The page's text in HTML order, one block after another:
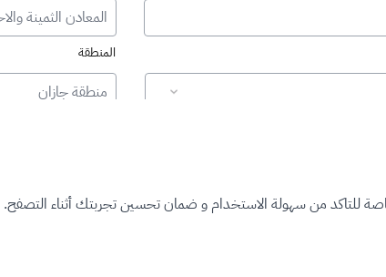
المعادن الثمينة
المنطقة
منطقة جازان
للتاكد من سهولة الاستخدام و ضمان تحسين تجربتك أثناء